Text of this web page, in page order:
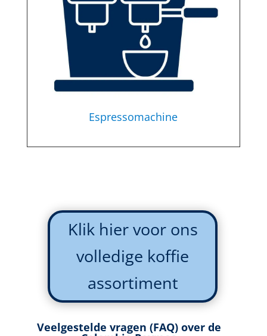
Espressomachine
Klik hier voor ons
volledige koffie
assortiment
Veelgestelde vragen (FAQ) over de